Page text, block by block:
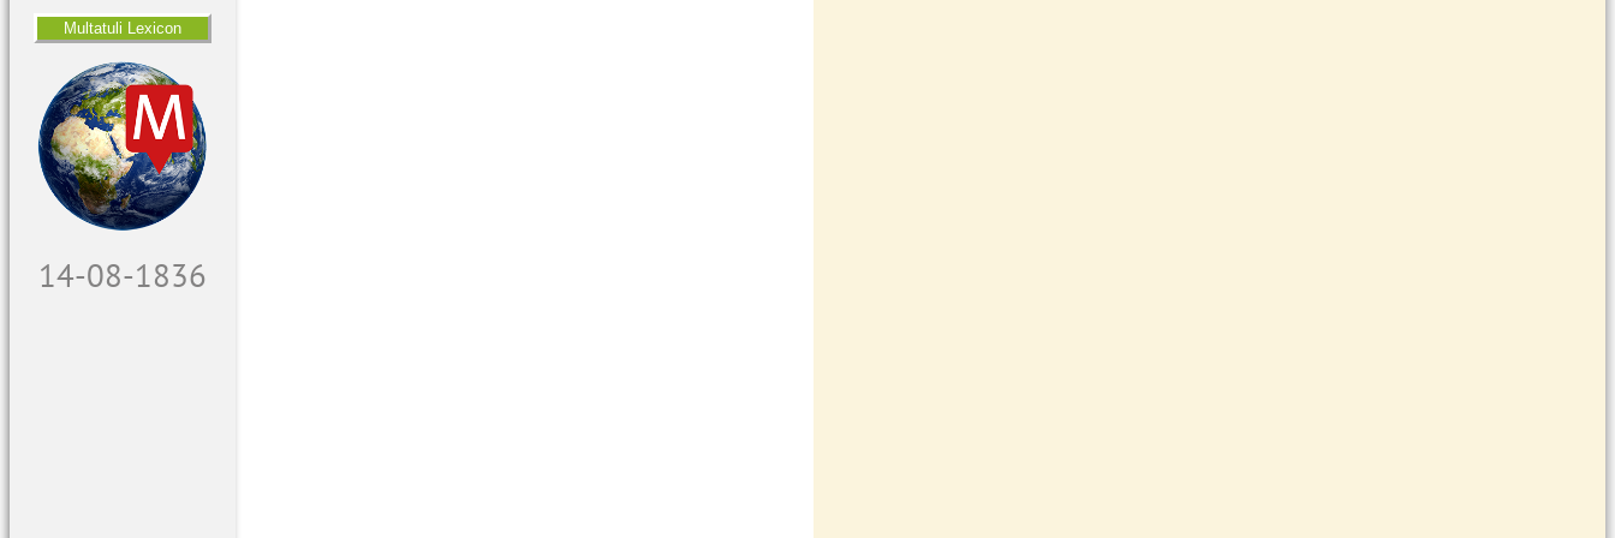
Multatuli Lexicon
14-08-1836